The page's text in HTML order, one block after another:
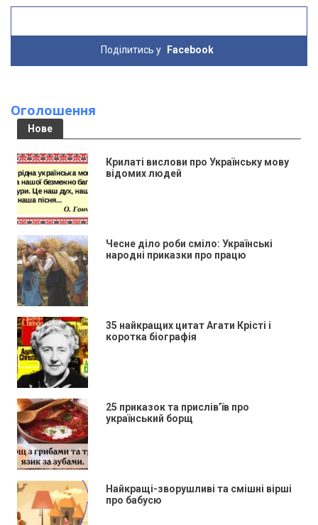
Поділитись у Facebook
Оголошення
Нове
Крилаті вислови про Українську мову
відомих людей
Чесне діло роби сміло: Українські
народні приказки про працю
35 найкращих цитат Агати Крісті і
коротка біографія
25 приказок та прислів’їв про
український борщ
Найкращі-зворушливі та смішні вірші
про бабусю